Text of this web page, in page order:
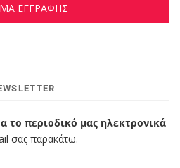
ΕΓΓΡΑΦΗΣ
το περιοδικό μας ηλεκτρονικά
σας παρακάτω.